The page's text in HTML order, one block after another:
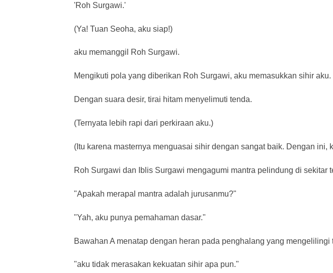
'Roh Surgawi.'
(Ya! Tuan Seoha, aku siap!)
aku memanggil Roh Surgawi.
Mengikuti pola yang diberikan Roh Surgawi, aku memasukkan sihir aku.
Dengan suara desir, tirai hitam menyelimuti tenda.
(Ternyata lebih rapi dari perkiraan aku.)
(Itu karena masternya menguasai sihir dengan sangat baik. Dengan
Roh Surgawi dan Iblis Surgawi mengagumi mantra pelindung di sekitar
"Apakah merapal mantra adalah jurusanmu?"
"Yah, aku punya pemahaman dasar."
Bawahan A menatap dengan heran pada penghalang yang mengelilingi
"aku tidak merasakan kekuatan sihir apa pun."